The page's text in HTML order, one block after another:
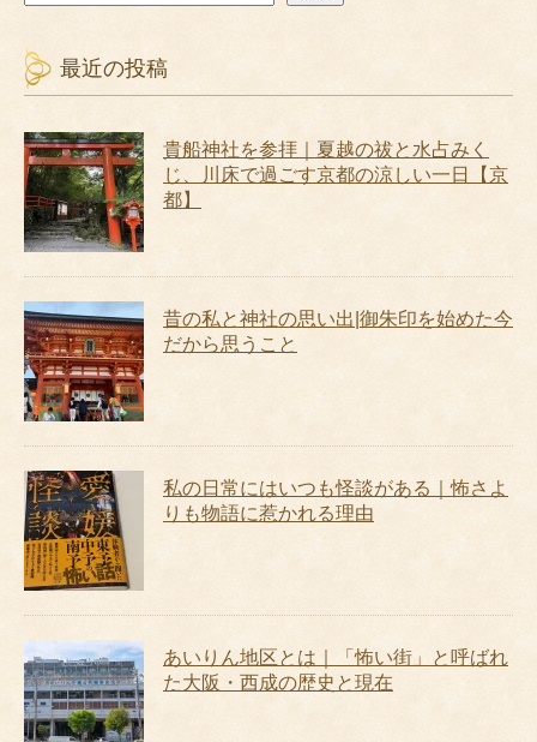
最近の投稿
貴船神社を参拝｜夏越の祓と水占みく
じ、川床で過ごす京都の涼しい一日【京
都】
昔の私と神社の思い出|御朱印を始めた今
だから思うこと
私の日常にはいつも怪談がある｜怖さよ
りも物語に惹かれる理由
あいりん地区とは｜「怖い街」と呼ばれ
た大阪・西成の歴史と現在